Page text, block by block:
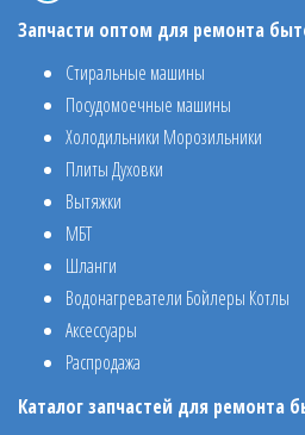
Запчасти оптом для ремонта
Стиральные машины
Посудомоечные машины
Холодильники Морозильники
Плиты Духовки
Вытяжки
МБТ
Шланги
Водонагреватели Бойлеры Котлы
Аксессуары
Распродажа
Каталог запчастей для ремонта